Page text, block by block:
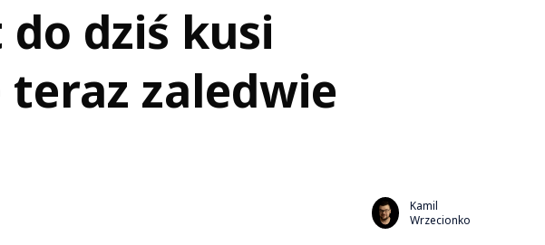
dziś kusi
zaledwie
Kamil
Wrzecionko